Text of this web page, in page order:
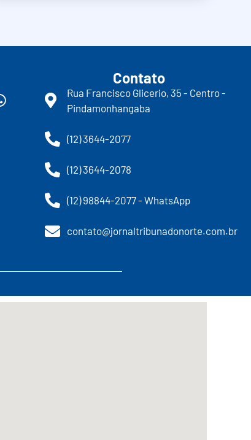
Contato
Rua Francisco Glicerio, 35 - Centro -
Pindamonhangaba
(12) 3644-2077
(12) 3644-2078
(12) 98844-2077 - WhatsApp
contato@jornaltribunadonorte.com.br